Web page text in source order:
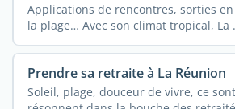
Applications de rencontres, sorties
la plage… Avec son climat tropical, La
Prendre sa retraite à La Réunion
Soleil, plage, douceur de vivre, ce